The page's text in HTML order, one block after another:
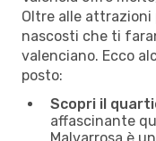
Oltre alle
nascosti che ti
valenciano. Ecco
posto:
Scopri il
affascinante